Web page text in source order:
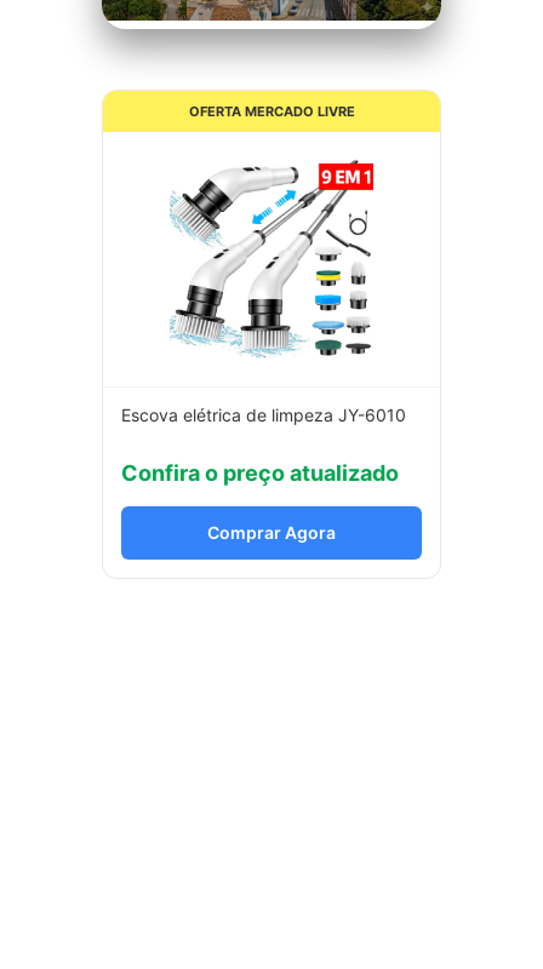
OFERTA MERCADO LIVRE
Escova elétrica de limpeza JY-6010
Confira o preço atualizado
Comprar Agora